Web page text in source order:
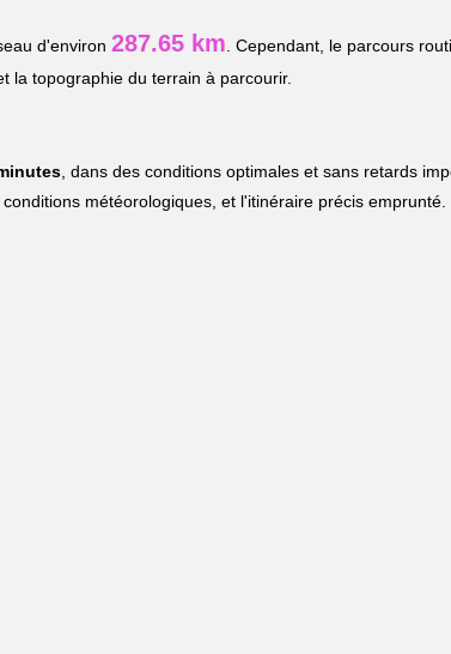
d'environ 287.65 km . Cependant, le parcours
la topographie du terrain à parcourir.
, dans des conditions optimales et sans retards
météorologiques, et l'itinéraire précis emprunté.